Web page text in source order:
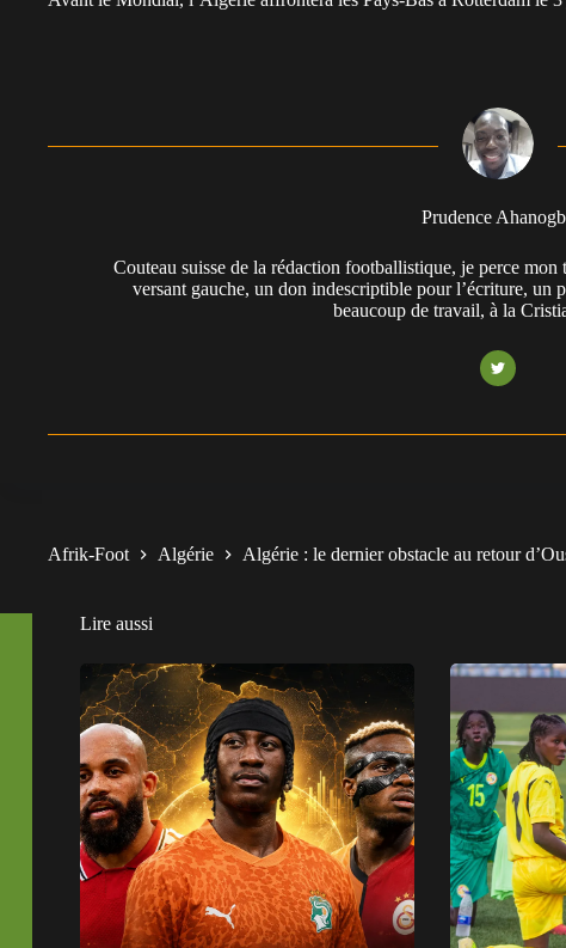
Prudence
Couteau suisse de la rédaction footballistique, je perce mon
versant gauche, un don indescriptible pour l’écriture, un
beaucoup de travail, à la
Afrik-Foot Algérie Algérie : le dernier obstacle au retour
Lire aussi